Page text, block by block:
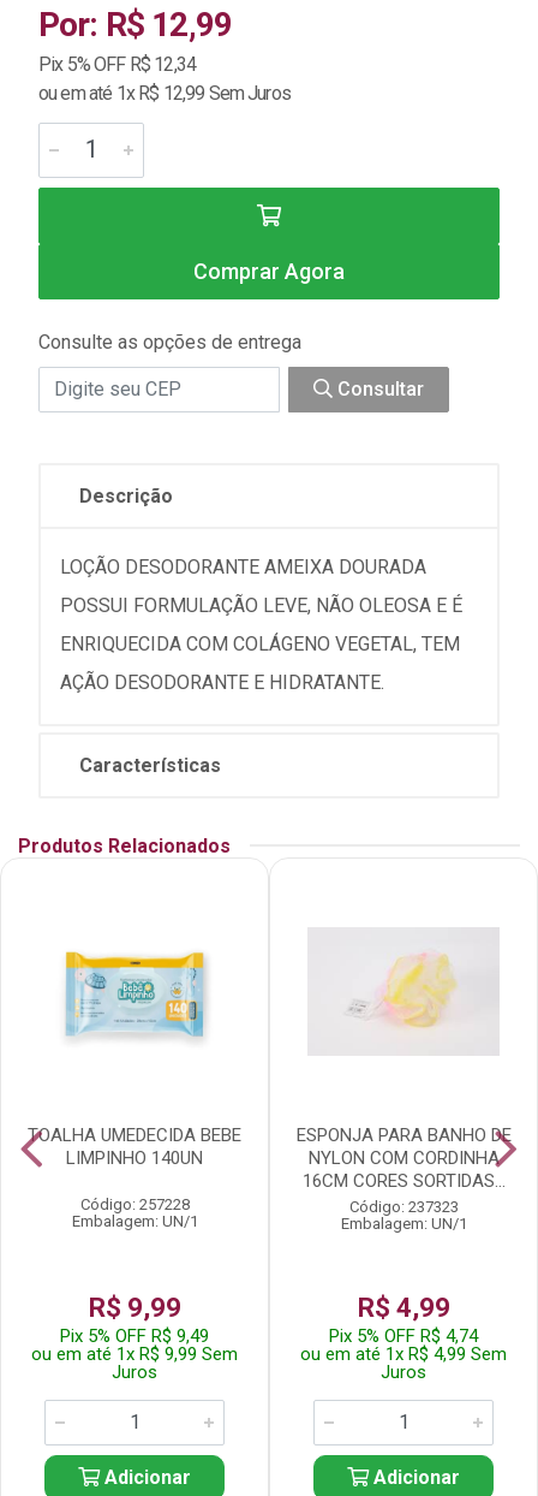
Por: R$ 12,99
Pix 5% OFF R$ 12,34
ou em até 1x R$ 12,99 Sem Juros
Comprar Agora
Consulte as opções de entrega
Consultar
Descrição
LOÇÃO DESODORANTE AMEIXA DOURADA
POSSUI FORMULAÇÃO LEVE, NÃO OLEOSA E É
ENRIQUECIDA COM COLÁGENO VEGETAL, TEM
AÇÃO DESODORANTE E HIDRATANTE.
Características
Produtos Relacionados
TOALHA UMEDECIDA BEBE
LIMPINHO 140UN
Código: 257228
Embalagem: UN/1
R$ 9,99
Pix 5% OFF R$ 9,49
ou em até 1x R$ 9,99 Sem
Juros
Adicionar
ESPONJA PARA BANHO DE
NYLON COM CORDINHA
16CM CORES SORTIDAS...
Código: 237323
Embalagem: UN/1
R$ 4,99
Pix 5% OFF R$ 4,74
ou em até 1x R$ 4,99 Sem
Juros
Adicionar